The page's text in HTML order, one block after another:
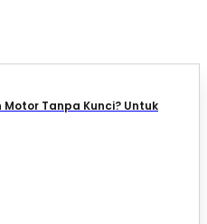
Tanpa Kunci? Untuk